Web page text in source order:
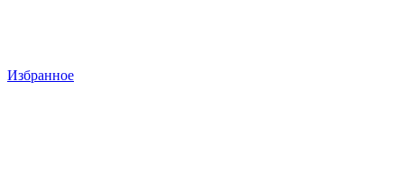
Избранное